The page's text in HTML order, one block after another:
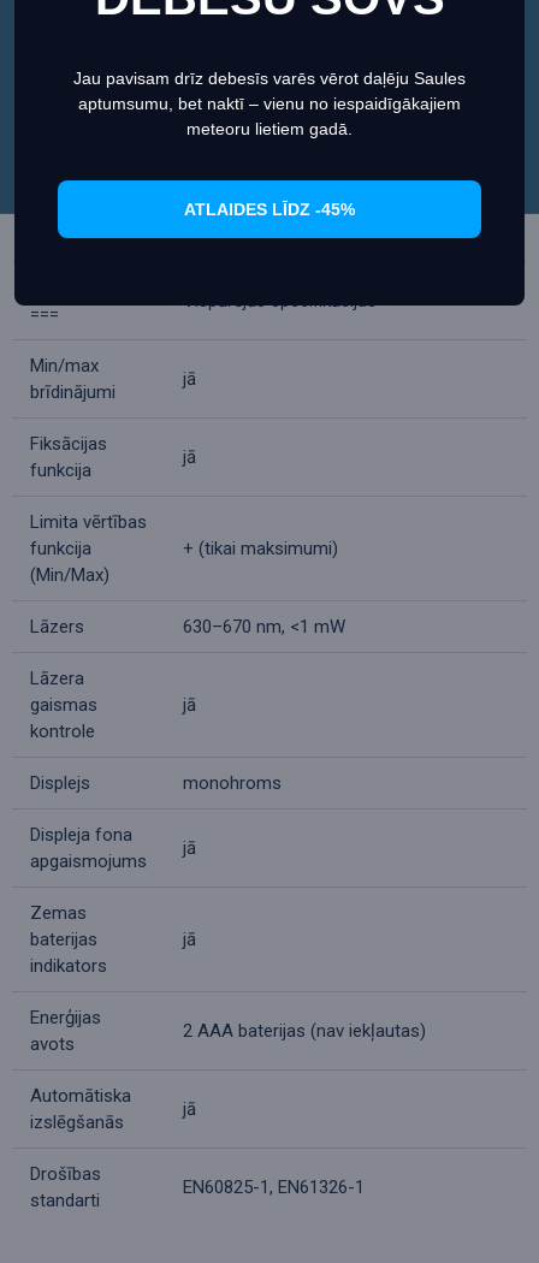
vislabāko pieredzi mūsu vietnē.
Iestatiet Piekrītu
izšķirtspēja
12:1
reakcija, μm
===
Vispārējās specifikācijas
Min/max
brīdinājumi
jā
Fiksācijas
funkcija
jā
Limita vērtības
funkcija
(Min/Max)
+ (tikai maksimumi)
Lāzers 630–670 nm, <1 mW
Lāzera
gaismas
kontrole
jā
Displejs monohroms
Displeja fona
apgaismojums
jā
Zemas
baterijas
indikators
jā
Enerģijas
avots
2 AAA baterijas (nav iekļautas)
Automātiska
izslēgšanās
jā
Drošības
standarti
EN60825-1, EN61326-1
Jau pavisam drīz debesīs varēs vērot daļēju Saules
aptumsumu, bet naktī – vienu no iespaidīgākajiem
meteoru lietiem gadā.
ATLAIDES LĪDZ -45%